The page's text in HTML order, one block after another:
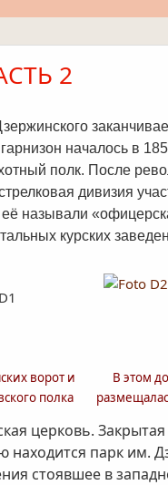
2
началось в
полк. После
дивизия
называли
курских
ворот и
полка
В этом
церковь.
находится парк им.
стоявшее в